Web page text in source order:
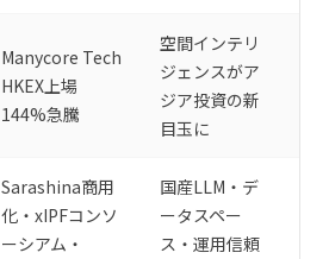
Manycore Tech
HKEX上場
144%急騰
空間インテリ
ジェンスがア
ジア投資の新
目玉に
Sarashina商用
化・xIPFコンソ
ーシアム・
国産LLM・デ
ータスペー
ス・運用信頼